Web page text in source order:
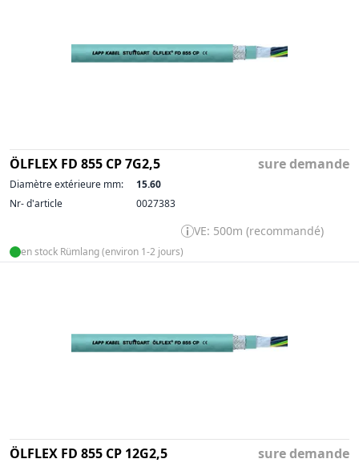
ÖLFLEX FD 855 CP 7G2,5 sure demande
Diamètre extérieure mm:
15.60
Nr- d'article
0027383
VE: 500m (recommandé)
en stock Rümlang (environ 1-2 jours)
ÖLFLEX FD 855 CP 12G2,5 sure demande